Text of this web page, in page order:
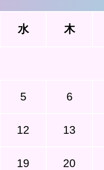
水 木
5 6
12 13
19 20